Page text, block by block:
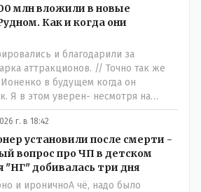
лишь для того что бы "отбить"
прибавьте сюда ещё :-
налоги, амортизация оборудования,
покупка запчастей,
и другие непредвиденные
морозные дни, непогоду и
млн вложили в новые
Как и когда они
и благодарили за
аттракционов. // Точно так же
в будущем когда он
Я в этом уверен- несмотря на
и 50 примкнувших к нему кучки
По традиции нашего пенсионера
строками из советской песни:
страна- это наша с тобой
г. в 18:42
установили после смерти -
вопрос про ЧП в детском
"НГ" добивалась три дня
и ироничноА чё, надо было